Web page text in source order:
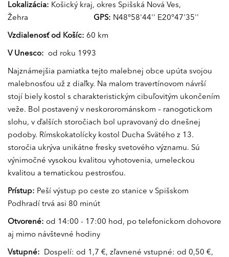
Lokalizácia: Košický kraj, okres Spišská Nová Ves,
Žehra GPS: N48°58'44'' E20°47'35''
Vzdialenosť od Košíc: 60 km
V Unesco: od roku 1993
Najznámejšia pamiatka tejto malebnej obce upúta svojou
malebnosťou už z diaľky. Na malom travertínovom návrší
stojí biely kostol s charakteristickým cibuľovitým ukončením
veže. Bol postavený v neskororománskom – ranogotickom
slohu, v ďalších storočiach bol upravovaný do dnešnej
podoby. Rímskokatolícky kostol Ducha Svätého z 13.
storočia ukrýva unikátne fresky svetového významu. Sú
výnimočné vysokou kvalitou vyhotovenia, umeleckou
kvalitou a tematickou pestrosťou.
Prístup: Peší výstup po ceste zo stanice v Spišskom
Podhradí trvá asi 80 minút
Otvorené: od 14:00 - 17:00 hod, po telefonickom dohovore
aj mimo návštevné hodiny
Vstupné: Dospelí: od 1,7 €, zľavnené vstupné: od 0,50 €,